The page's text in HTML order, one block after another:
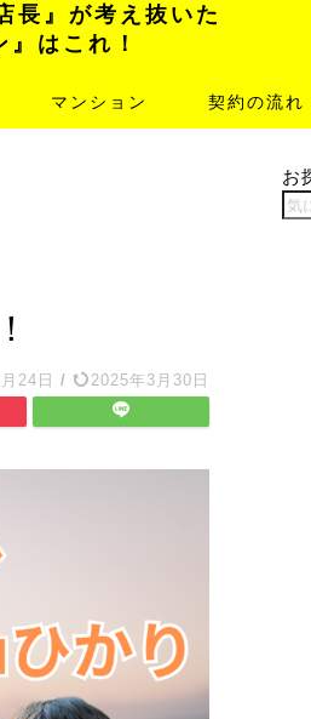
長』が考え抜いた
』はこれ！
マンション 契約の流れ
24日 / 2025年3月30日
お